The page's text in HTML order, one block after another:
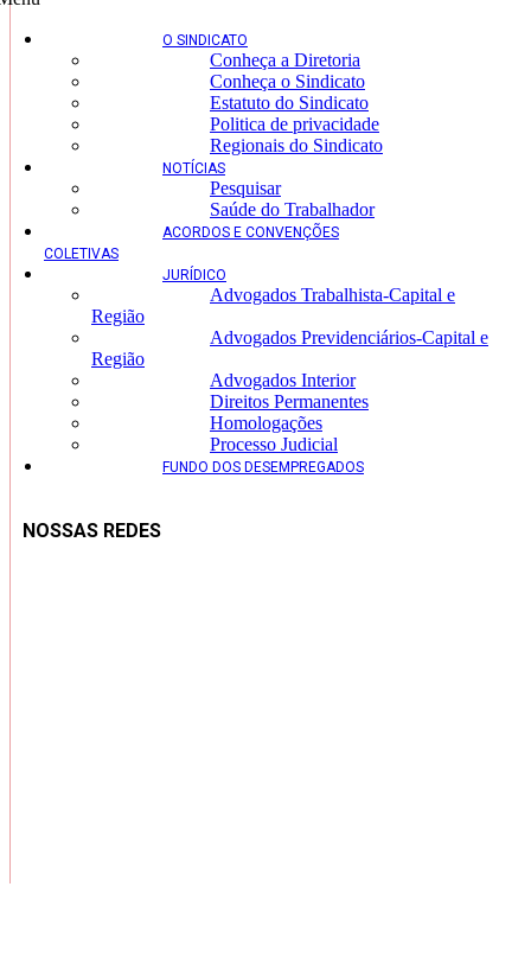
O SINDICATO
Conheça a Diretoria
Conheça o Sindicato
Estatuto do Sindicato
Politica de privacidade
Regionais do Sindicato
NOTÍCIAS
Pesquisar
Saúde do Trabalhador
ACORDOS E CONVENÇÕES
COLETIVAS
JURÍDICO
Advogados Trabalhista-Capital e
Região
Advogados Previdenciários-Capital e
Região
Advogados Interior
Direitos Permanentes
Homologações
Processo Judicial
FUNDO DOS DESEMPREGADOS
NOSSAS REDES